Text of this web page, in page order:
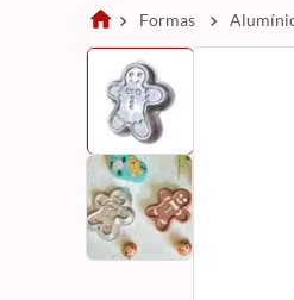
formas